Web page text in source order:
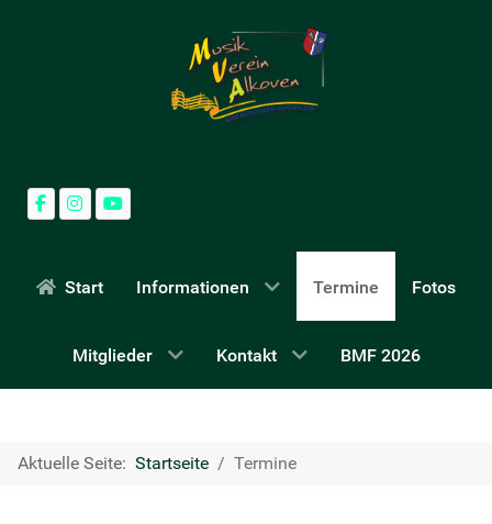
Start Informationen Termine Fotos
Mitglieder Kontakt BMF 2026
Aktuelle Seite: Startseite Termine